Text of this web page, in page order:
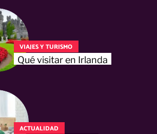
VIAJES Y TURISMO
Qué visitar en Irlanda
ACTUALIDAD